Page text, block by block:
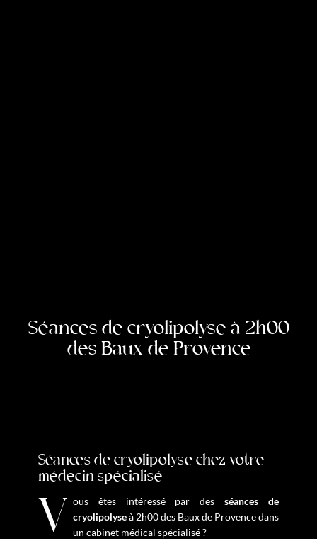
Séances de cryolipolyse à 2h00
des Baux de Provence
Séances de cryolipolyse chez votre
médecin spécialisé
Vous êtes intéressé par desséances de
cryolipolyseà 2h00 des Baux de Provence dans
un cabinet médical spécialisé ?